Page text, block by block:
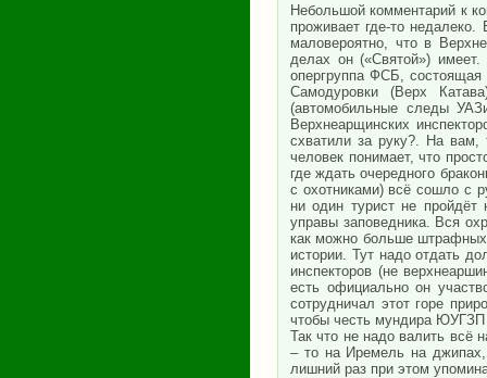
Небольшой комментарий к
проживает где-то
маловероятно, что в
делах он («Святой»)
опергруппа ФСБ,
Самодуровки (Верх
(автомобильные следы
Верхнеарщинских
схватили за руку?. На вам,
человек понимает, что
где ждать очередного
с охотниками) всё сошло с
ни один турист не пройдёт
управы заповедника. Вся
как можно больше штрафных
истории. Тут надо отдать
инспекторов (не
есть официально он
сотрудничал этот горе
чтобы честь мундира ЮУГЗП
Так что не надо валить всё
– то на Иремель на
лишний раз при этом